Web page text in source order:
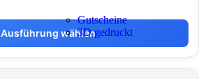
Gutscheine
3D gedruckt
Ausführung wählen